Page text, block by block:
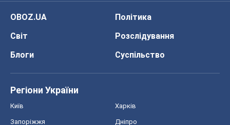
OBOZ.UA
Політика
Світ
Розслідування
Блоги
Суспільство
Регіони України
Київ Харків
Запоріжжя Дніпро